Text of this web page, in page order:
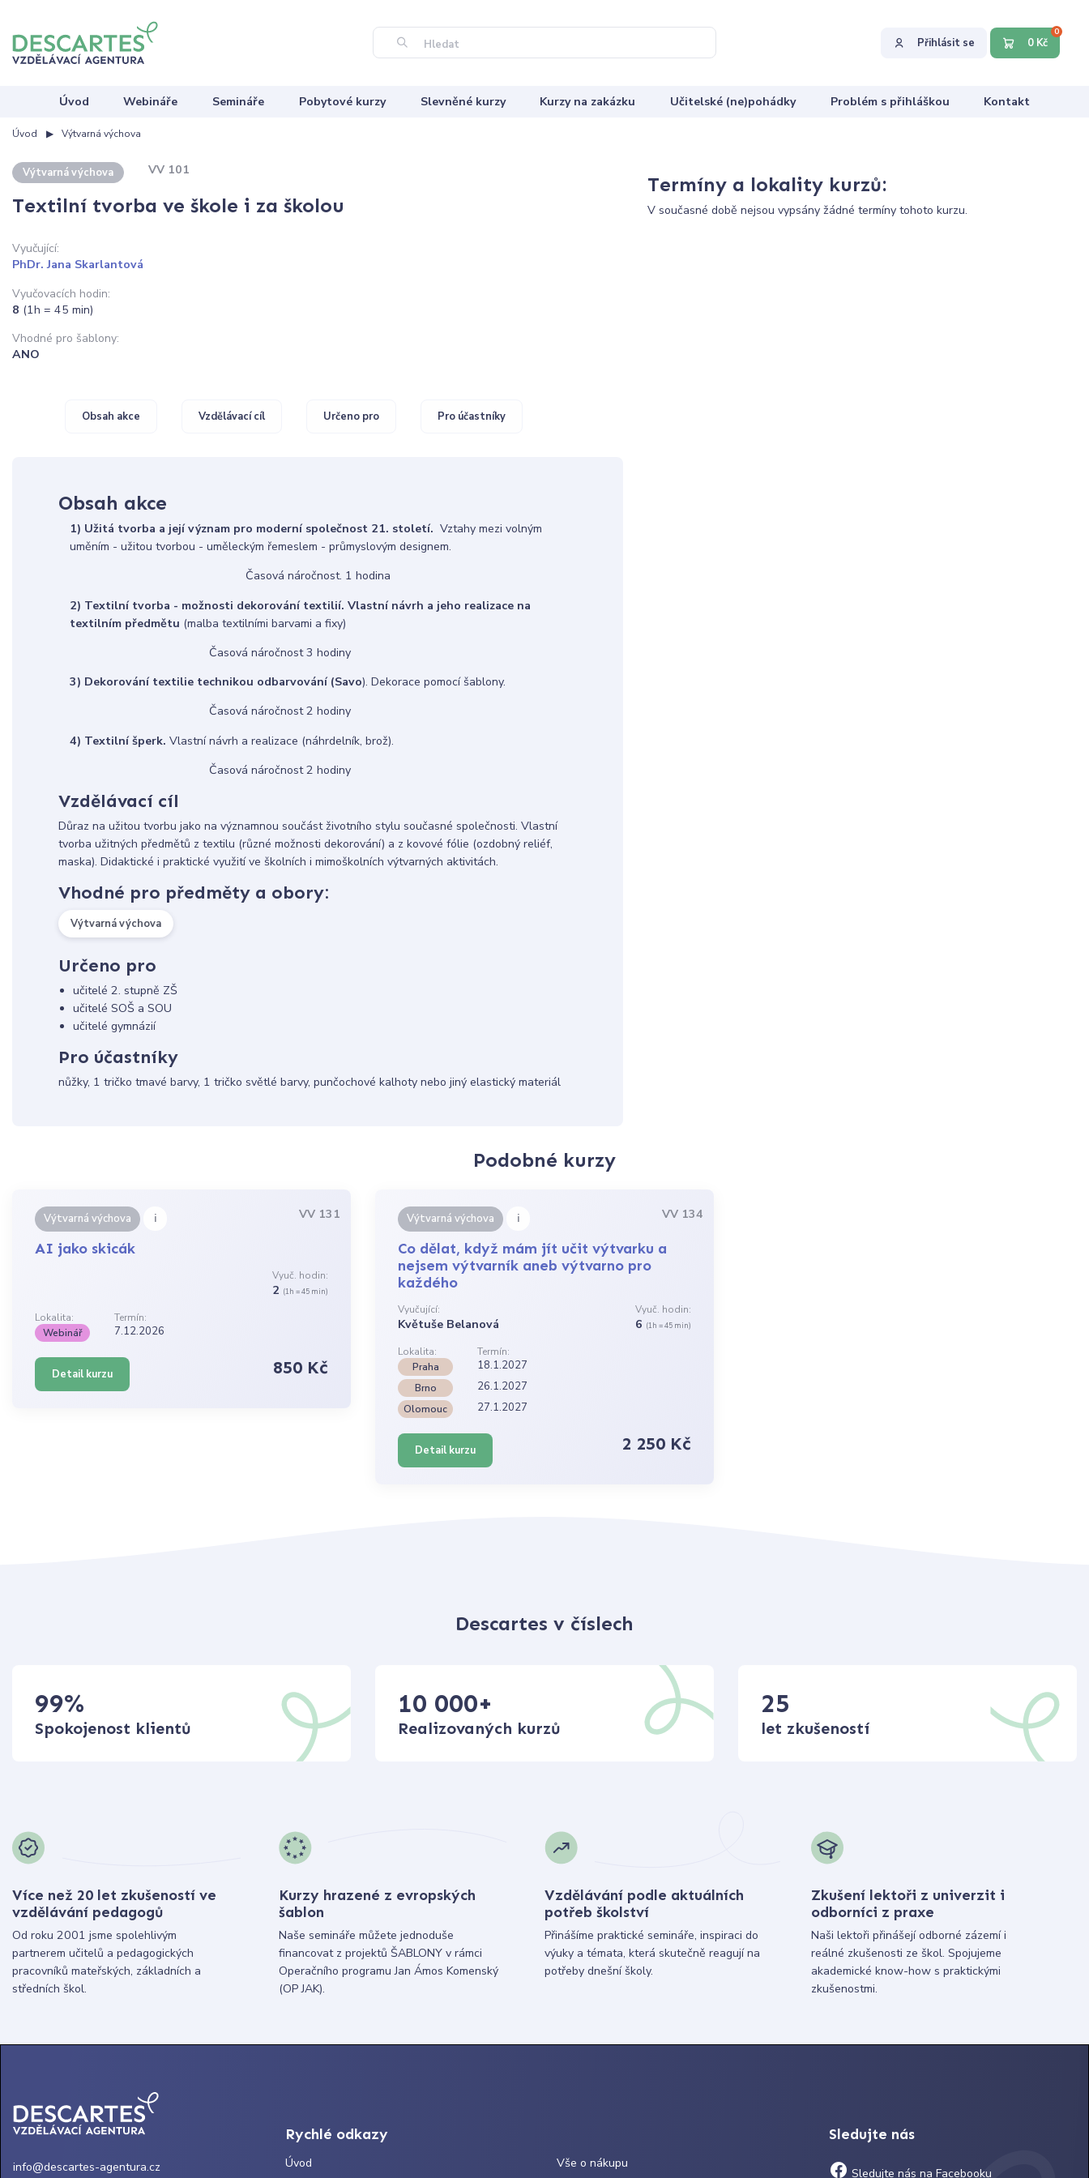
Hledat Přihlásit se 0 Kč
0
Úvod Webináře Semináře Pobytové kurzy Slevněné kurzy Kurzy na zakázku Učitelské (ne)pohádky Problém s přihláškou Kontakt
Úvod Výtvarná výchova
Výtvarná výchova VV 101
Textilní tvorba ve škole i za školou
Vyučující:
PhDr. Jana Skarlantová
Vyučovacích hodin:
8 (1h = 45 min)
Vhodné pro šablony:
ANO
Obsah akce Vzdělávací cíl Určeno pro Pro účastníky
Obsah akce
1) Užitá tvorba a její význam pro moderní společnost 21. století.Vztahy mezi volným
uměním - užitou tvorbou - uměleckým řemeslem - průmyslovým designem.
Časová náročnost. 1 hodina
2) Textilní tvorba - možnosti dekorování textilií. Vlastní návrh a jeho realizace na
textilním předmětu (malba textilními barvami a fixy)
Časová náročnost 3 hodiny
3) Dekorování textilie technikou odbarvování (Savo). Dekorace pomocí šablony.
Časová náročnost 2 hodiny
4) Textilní šperk.Vlastní návrh a realizace (náhrdelník, brož).
Časová náročnost 2 hodiny
Vzdělávací cíl
Důraz na užitou tvorbu jako na významnou součást životního stylu současné společnosti. Vlastní
tvorba užitných předmětů z textilu (různé možnosti dekorování) a z kovové fólie (ozdobný reliéf,
maska). Didaktické i praktické využití ve školních i mimoškolních výtvarných aktivitách.
Vhodné pro předměty a obory:
Výtvarná výchova
Určeno pro
učitelé 2. stupně ZŠ
učitelé SOŠ a SOU
učitelé gymnázií
Pro účastníky
nůžky, 1 tričko tmavé barvy, 1 tričko světlé barvy, punčochové kalhoty nebo jiný elastický materiál
Termíny a lokality kurzů:
V současné době nejsou vypsány žádné termíny tohoto kurzu.
Podobné kurzy
Výtvarná výchova i VV 131
AI jako skicák
Vyuč. hodin:
2 (1h = 45 min)
Lokalita:
Termín:
Webinář
7.12.2026
Detail kurzu 850 Kč
Výtvarná výchova i VV 134
Co dělat, když mám jít učit výtvarku a
nejsem výtvarník aneb výtvarno pro
každého
Vyučující:
Květuše Belanová
Vyuč. hodin:
6 (1h = 45 min)
Lokalita:
Termín:
Praha
18.1.2027
Brno 26.1.2027
Olomouc 27.1.2027
Detail kurzu 2 250 Kč
Descartes v číslech
99%
Spokojenost klientů
10 000+
Realizovaných kurzů
25
let zkušeností
Více než 20 let zkušeností ve
vzdělávání pedagogů
Od roku 2001 jsme spolehlivým
partnerem učitelů a pedagogických
pracovníků mateřských, základních a
středních škol.
Kurzy hrazené z evropských
šablon
Naše semináře můžete jednoduše
financovat z projektů ŠABLONY v rámci
Operačního programu Jan Ámos Komenský
(OP JAK).
Vzdělávání podle aktuálních
potřeb školství
Přinášíme praktické semináře, inspiraci do
výuky a témata, která skutečně reagují na
potřeby dnešní školy.
Zkušení lektoři z univerzit i
odborníci z praxe
Naši lektoři přinášejí odborné zázemí i
reálné zkušenosti ze škol. Spojujeme
akademické know-how s praktickými
zkušenostmi.
info@descartes-agentura.cz
Rychlé odkazy
Úvod Vše o nákupu
Sledujte nás
Sledujte nás na Facebooku